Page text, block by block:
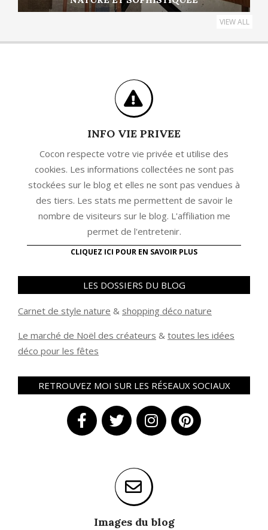
VIEW ALL
INFO VIE PRIVEE
Cocon respecte votre vie privée et utilise des
cookies. Les informations collectées ne sont pas
stockées sur le blog et elles ne sont pas vendues à
des tiers. Les stats me permettent de savoir le
nombre de visiteurs sur le blog. L'affiliation me
permet de l'entretenir.
CLIQUEZ ICI POUR EN SAVOIR PLUS
LES DOSSIERS DU BLOG
Carnet de style nature & shopping déco nature
Le marché de Noël des créateurs & toutes les idées
déco pour les fêtes
RETROUVEZ MOI SUR LES RÉSEAUX SOCIAUX
Images du blog